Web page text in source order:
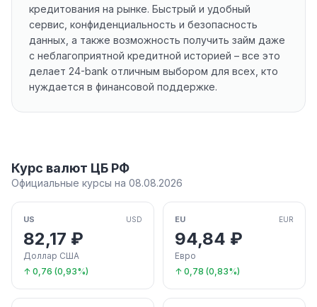
кредитования на рынке. Быстрый и удобный
сервис, конфиденциальность и безопасность
данных, а также возможность получить займ даже
с неблагоприятной кредитной историей – все это
делает 24-bank отличным выбором для всех, кто
нуждается в финансовой поддержке.
Курс валют ЦБ РФ
Официальные курсы на 08.08.2026
US USD
82,17 ₽
Доллар США
↑ 0,76 (0,93%)
EU EUR
94,84 ₽
Евро
↑ 0,78 (0,83%)